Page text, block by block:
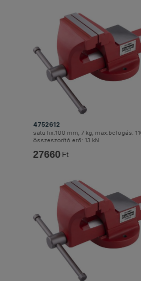
4752612
satu fix;100 mm, 7 kg, max.befogás:
összeszorító erő: 13 kN
27660 Ft